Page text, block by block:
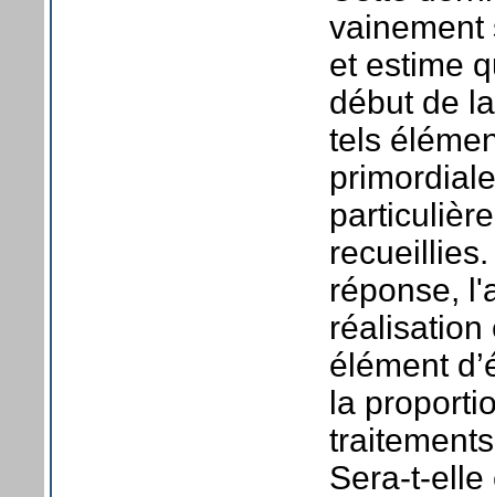
vainement
et estime
début de
tels
réponse,
réalisation
élément
la
Sera-t-elle